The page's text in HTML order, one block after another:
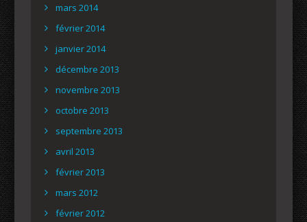
mars 2014
février 2014
janvier 2014
décembre 2013
novembre 2013
octobre 2013
septembre 2013
avril 2013
février 2013
mars 2012
février 2012